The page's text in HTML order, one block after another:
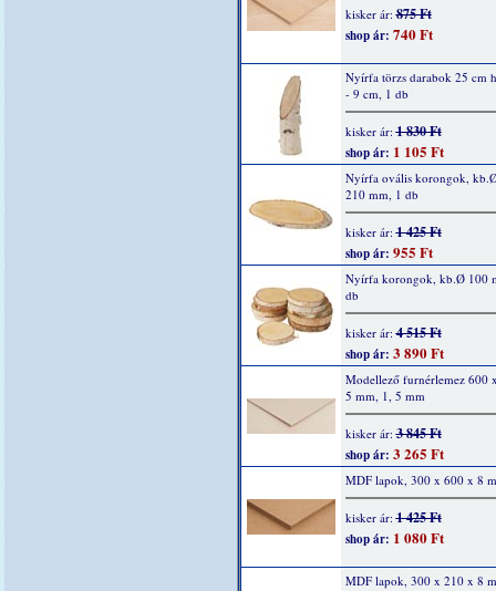
kisker ár:875 Ft
shop ár: 740 Ft
Nyírfa törzs darabok 25 cm
- 9 cm, 1 db
kisker ár:1 830 Ft
shop ár: 1 105 Ft
Nyírfa ovális korongok,
210 mm, 1 db
kisker ár:1 425 Ft
shop ár: 955 Ft
Nyírfa korongok, kb.Ø 100
db
kisker ár:4 515 Ft
shop ár: 3 890 Ft
Modellező furnérlemez 600
5 mm, 1, 5 mm
kisker ár:3 845 Ft
shop ár: 3 265 Ft
MDF lapok, 300 x 600 x 8
kisker ár:1 425 Ft
shop ár: 1 080 Ft
MDF lapok, 300 x 210 x 8